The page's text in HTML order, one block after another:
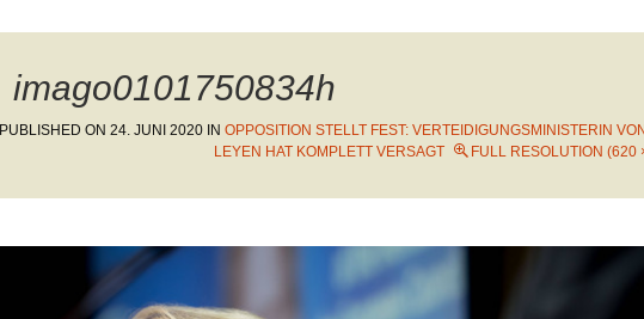
imago0101750834h
PUBLISHED ON 24. JUNI 2020 IN OPPOSITION STELLT FEST: VERTEIDIGUNGSMINISTERIN
LEYEN HAT KOMPLETT VERSAGT
FULL RESOLUTION (620